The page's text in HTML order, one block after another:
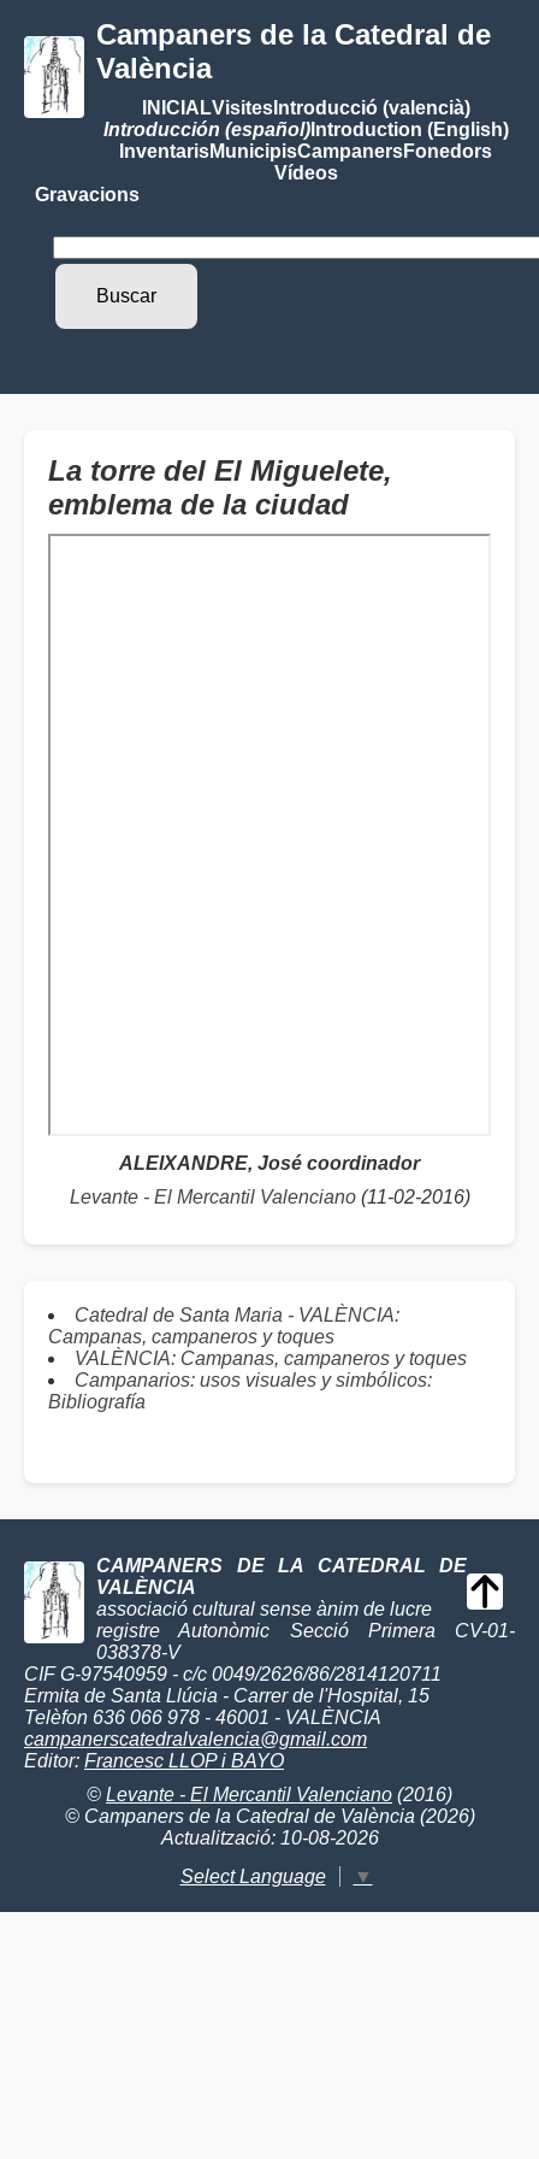
Campaners de la Catedral de
València
INICIALVisitesIntroducció (valencià)
Introducción (español)Introduction (English)
InventarisMunicipisCampanersFonedors
Vídeos
Gravacions
La torre del El Miguelete,
emblema de la ciudad
ALEIXANDRE, José coordinador
Levante - El Mercantil Valenciano(11-02-2016)
Catedral de Santa Maria - VALÈNCIA:
Campanas, campaneros y toques
VALÈNCIA: Campanas, campaneros y toques
Campanarios: usos visuales y simbólicos:
Bibliografía
CAMPANERS DE LA CATEDRAL DE
VALÈNCIA
associació cultural sense ànim de lucre
registre Autonòmic Secció Primera CV-01-
038378-V
CIF G-97540959 - c/c 0049/2626/86/2814120711
Ermita de Santa Llúcia - Carrer de l'Hospital, 15
Telèfon 636 066 978 - 46001 - VALÈNCIA
campanerscatedralvalencia@gmail.com
Editor: Francesc LLOP i BAYO
© Levante - El Mercantil Valenciano (2016)
© Campaners de la Catedral de València (2026)
Actualització: 10-08-2026
Select Language
▼